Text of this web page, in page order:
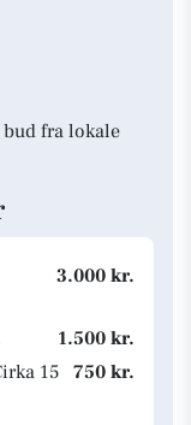
fra lokale
3.000 kr.
1.500 kr.
15 750 kr.